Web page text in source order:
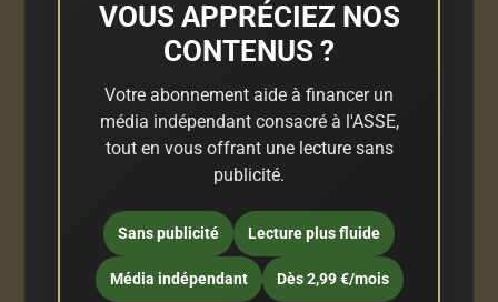
VOUS APPRÉCIEZ NOS
CONTENUS ?
Votre abonnement aide à financer un
média indépendant consacré à l'ASSE,
tout en vous offrant une lecture sans
publicité.
Sans publicité Lecture plus fluide
Média indépendant Dès 2,99 €/mois